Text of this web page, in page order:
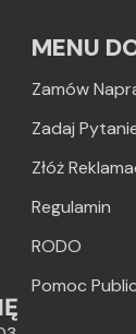
MENU
Zamów
Zadaj
Złóż
Regulamin
RODO
Pomoc